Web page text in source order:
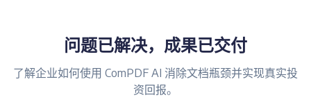
问题已解决，成果已交付
了解企业如何使用 ComPDF AI 消除文档瓶颈并实现真实投
资回报。